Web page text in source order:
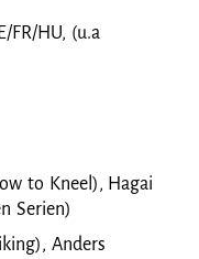
FR/HU, (u.a
to Kneel), Hagai
Serien)
Anders